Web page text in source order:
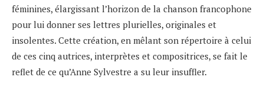
féminines, élargissant l’horizon de la chanson francophone
pour lui donner ses lettres plurielles, originales et
insolentes. Cette création, en mêlant son répertoire à celui
de ces cinq autrices, interprètes et compositrices, se fait le
reflet de ce qu’Anne Sylvestre a su leur insuffler.